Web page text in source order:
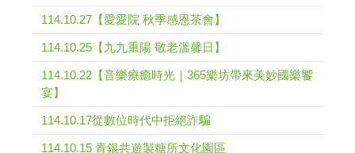
114.10.27【愛愛院 秋季感恩茶會】
114.10.25【九九重陽 敬老溫馨日】
114.10.22【音樂療癒時光｜365樂坊帶來美妙國樂饗
宴】
114.10.17從數位時代中拒絕詐騙
114.10.15 青銀共遊製糖所文化園區